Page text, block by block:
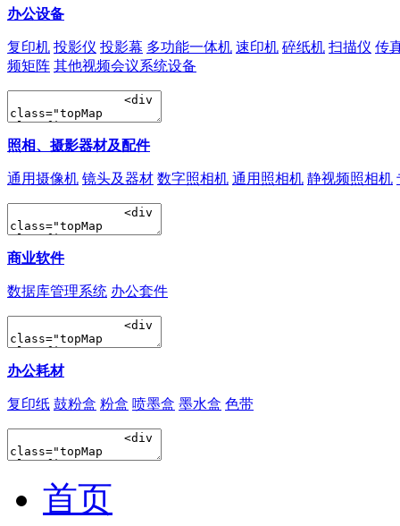
办公设备
复印机 投影仪 投影幕 多功能一体机 速印机 碎纸机 扫描仪 传
频矩阵 其他视频会议系统设备
照相、摄影器材及配件
通用摄像机 镜头及器材 数字照相机 通用照相机 静视频照相机
商业软件
数据库管理系统 办公套件
办公耗材
复印纸 鼓粉盒 粉盒 喷墨盒 墨水盒 色带
首页